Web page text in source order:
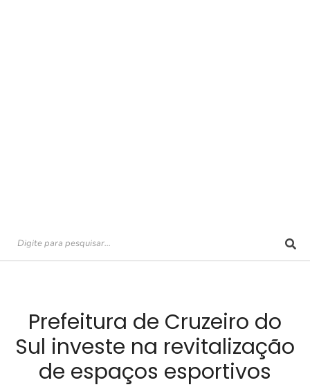
Prefeitura de Cruzeiro do
Sul investe na revitalização
de espaços esportivos